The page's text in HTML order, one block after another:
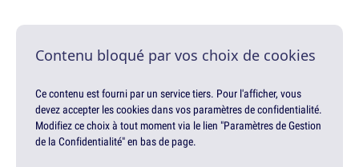
Contenu bloqué par vos choix de cookies
Ce contenu est fourni par un service tiers. Pour l'afficher, vous
devez accepter les cookies dans vos paramètres de confidentialité.
Modifiez ce choix à tout moment via le lien "Paramètres de Gestion
de la Confidentialité" en bas de page.